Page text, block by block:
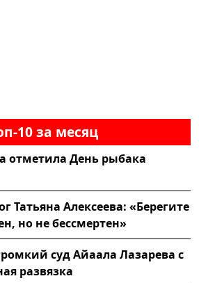
10 за месяц
отметила День рыбака
Татьяна Алексеева: «Берегите
но не бессмертен»
суд Айаала Лазарева с
развязка